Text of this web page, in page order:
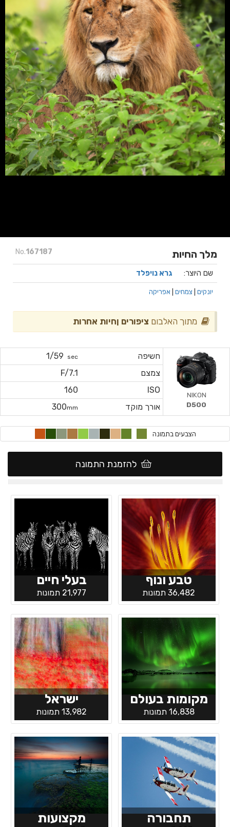
No.167187 מלך החיות
שם היוצר: גרא נויפלד
יונקים צמחים אפריקה
מתוך האלבום ציפורים ןחיות אחרות
חשיפה sec
1/59
צמצם
F/7.1
ISO
160
אורך מוקד
300mm
NIKON
D500
הצבעים בתמונה
להזמנת התמונה
טבע ונוף
36,482 תמונות
בעלי חיים
21,977 תמונות
מקומות בעולם
16,838 תמונות
ישראל
13,982 תמונות
תחבורה מקצועות